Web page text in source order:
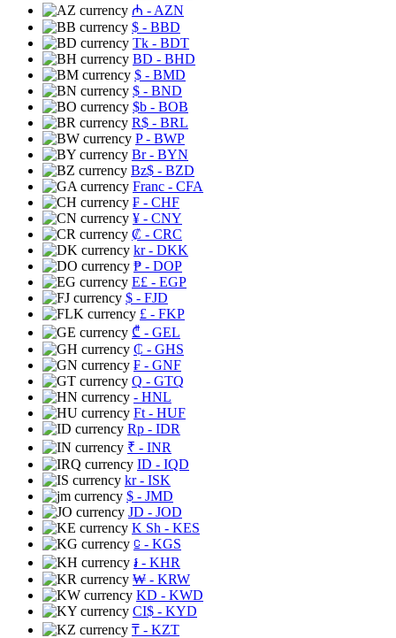
₼ - AZN
$ - BBD
Tk - BDT
BD - BHD
$ - BMD
$ - BND
$b - BOB
R$ - BRL
P- BWP
Br- BYN
Bz$ - BZD
Franc - CFA
₣ - CHF
¥ - CNY
₡ - CRC
kr- DKK
₱ - DOP
E£ - EGP
$ - FJD
£ - FKP
₾ - GEL
₵ - GHS
₣ - GNF
Q - GTQ
- HNL
Ft - HUF
Rp - IDR
₹ - INR
ID - IQD
kr- ISK
$ - JMD
JD - JOD
K Sh - KES
⃀ - KGS
៛ - KHR
₩ - KRW
KD - KWD
CI$ - KYD
₸ - KZT